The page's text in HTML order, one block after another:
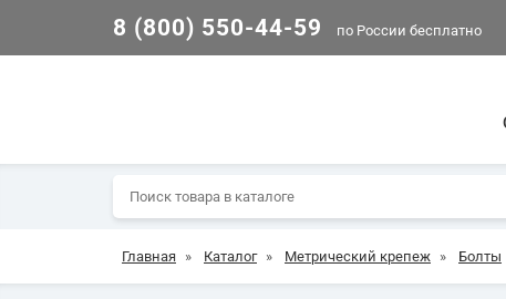
8 (800) 550-44-59 по России бесплатно
Главная » Каталог » Метрический крепеж » Болты